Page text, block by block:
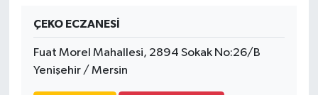
ÇEKO ECZANESİ
Fuat Morel Mahallesi, 2894 Sokak No:26/B
Yenişehir / Mersin